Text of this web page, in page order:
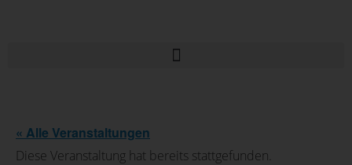
« Alle Veranstaltungen
Diese Veranstaltung hat bereits stattgefunden.